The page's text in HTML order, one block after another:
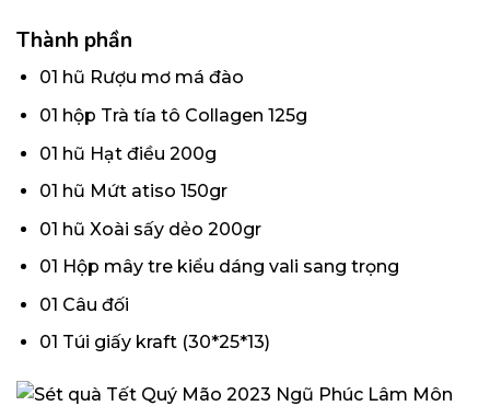
Thành phần
01 hũ Rượu mơ má đào
01 hộp Trà tía tô Collagen 125g
01 hũ Hạt điều 200g
01 hũ Mứt atiso 150gr
01 hũ Xoài sấy dẻo 200gr
01 Hộp mây tre kiểu dáng vali sang trọng
01 Câu đối
01 Túi giấy kraft (30*25*13)